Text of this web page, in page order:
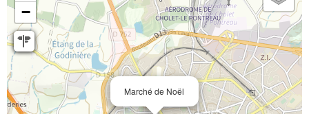
Marché de Noël
−